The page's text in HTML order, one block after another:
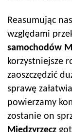
Reasumując
względami
samochodów
korzystniejsze
zaoszczędzić
sprawę
powierzamy
zostanie on